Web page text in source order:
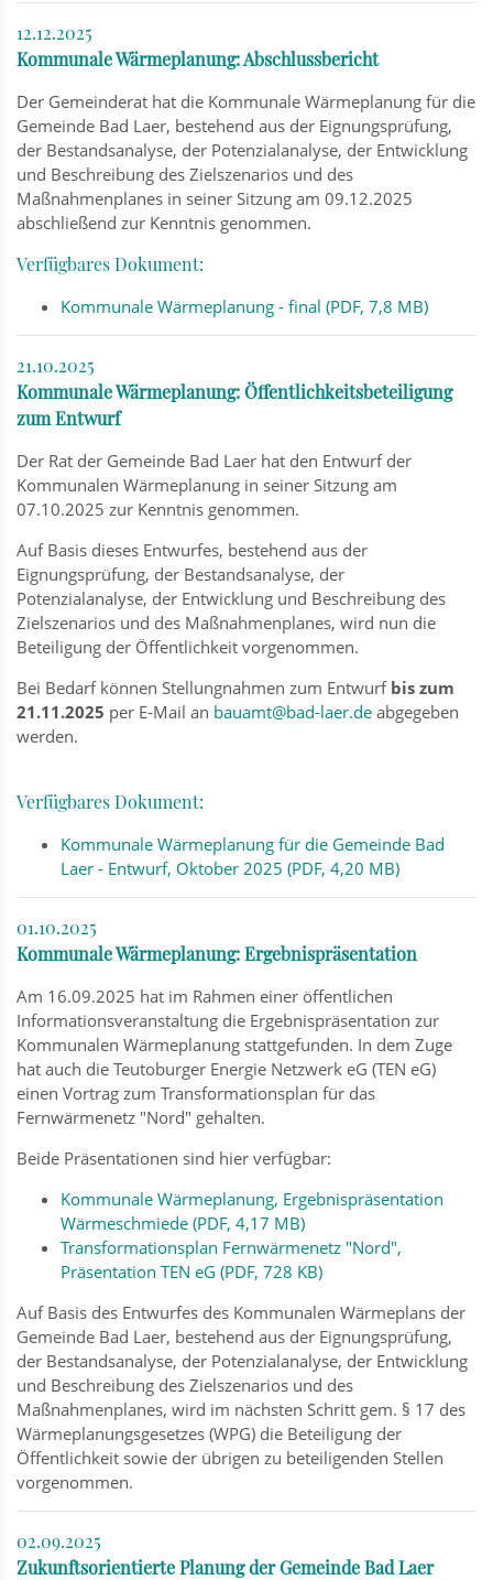
12.12.2025
Kommunale Wärmeplanung: Abschlussbericht
Der Gemeinderat hat die Kommunale Wärmeplanung für die
Gemeinde Bad Laer, bestehend aus der Eignungsprüfung,
der Bestandsanalyse, der Potenzialanalyse, der Entwicklung
und Beschreibung des Zielszenarios und des
Maßnahmenplanes in seiner Sitzung am 09.12.2025
abschließend zur Kenntnis genommen.
Verfügbares Dokument:
Kommunale Wärmeplanung - final (PDF, 7,8 MB)
21.10.2025
Kommunale Wärmeplanung: Öffentlichkeitsbeteiligung
zum Entwurf
Der Rat der Gemeinde Bad Laer hat den Entwurf der
Kommunalen Wärmeplanung in seiner Sitzung am
07.10.2025 zur Kenntnis genommen.
Auf Basis dieses Entwurfes, bestehend aus der
Eignungsprüfung, der Bestandsanalyse, der
Potenzialanalyse, der Entwicklung und Beschreibung des
Zielszenarios und des Maßnahmenplanes, wird nun die
Beteiligung der Öffentlichkeit vorgenommen.
Bei Bedarf können Stellungnahmen zum Entwurf bis zum
21.11.2025 per E-Mail an bauamt@bad-laer.de abgegeben
werden.
Verfügbares Dokument:
Kommunale Wärmeplanung für die Gemeinde Bad
Laer - Entwurf, Oktober 2025 (PDF, 4,20 MB)
01.10.2025
Kommunale Wärmeplanung: Ergebnispräsentation
Am 16.09.2025 hat im Rahmen einer öffentlichen
Informationsveranstaltung die Ergebnispräsentation zur
Kommunalen Wärmeplanung stattgefunden. In dem Zuge
hat auch die Teutoburger Energie Netzwerk eG (TEN eG)
einen Vortrag zum Transformationsplan für das
Fernwärmenetz "Nord" gehalten.
Beide Präsentationen sind hier verfügbar:
Kommunale Wärmeplanung, Ergebnispräsentation
Wärmeschmiede (PDF, 4,17 MB)
Transformationsplan Fernwärmenetz "Nord",
Präsentation TEN eG (PDF, 728 KB)
Auf Basis des Entwurfes des Kommunalen Wärmeplans der
Gemeinde Bad Laer, bestehend aus der Eignungsprüfung,
der Bestandsanalyse, der Potenzialanalyse, der Entwicklung
und Beschreibung des Zielszenarios und des
Maßnahmenplanes, wird im nächsten Schritt gem. § 17 des
Wärmeplanungsgesetzes (WPG) die Beteiligung der
Öffentlichkeit sowie der übrigen zu beteiligenden Stellen
vorgenommen.
02.09.2025
Zukunftsorientierte Planung der Gemeinde Bad Laer